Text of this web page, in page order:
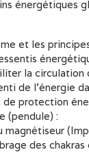
énergétiques
et les
la circulation
de l’énergie
de protection
(pendule) :
des